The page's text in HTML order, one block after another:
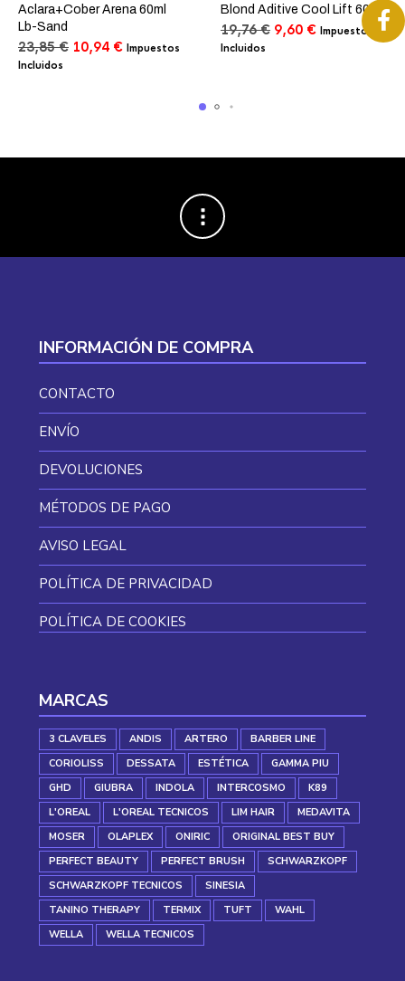
Aclara+Cober Arena 60ml
Lb-Sand
23,85€ El
10,94 €ElImpuestos
Incluidos
Blond Aditive Cool Lift 60ml
19,76€ El
9,60 €ElImpuestos
Incluidos
INFORMACIÓN DE COMPRA
CONTACTO
ENVÍO
DEVOLUCIONES
MÉTODOS DE PAGO
AVISO LEGAL
POLÍTICA DE PRIVACIDAD
POLÍTICA DE COOKIES
MARCAS
3 CLAVELES ANDIS ARTERO
BARBER LINE
CORIOLISS
DESSATA ESTÉTICA
GAMMA PIU
GHD
GIUBRA INDOLA INTERCOSMO
K89
L'OREAL
L'OREAL TECNICOS LIM HAIR
MEDAVITA
MOSER
OLAPLEX ONIRIC
ORIGINAL BEST BUY
PERFECT BEAUTY
PERFECT BRUSH
SCHWARZKOPF
SCHWARZKOPF TECNICOS
SINESIA
TANINO THERAPY
TERMIX TUFT
WAHL
WELLA
WELLA TECNICOS